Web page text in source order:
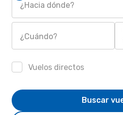
¿Hacia dónde?
¿Cuándo?
Vuelos directos
Buscar